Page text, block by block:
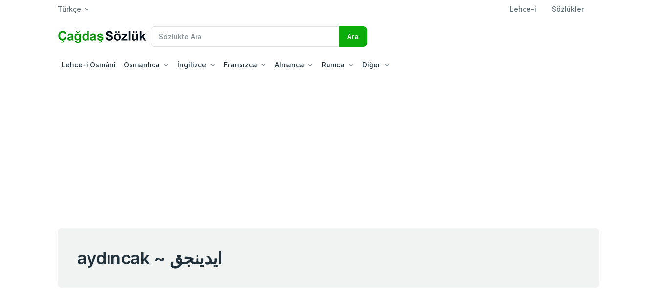
Türkçe Lehce-i Sözlükler
Lehce-i Osmânî Osmanlıca İngilizce Fransızca Almanca Rumca Diğer
aydıncak ~ ايدينجق